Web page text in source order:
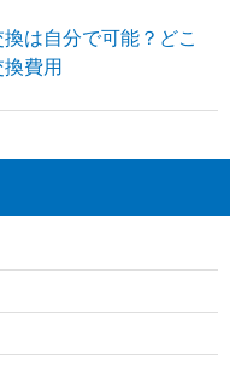
は自分で可能？どこ
費用